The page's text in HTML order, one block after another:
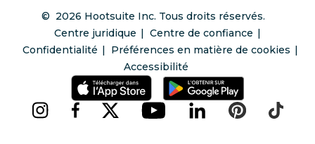
© 2026 Hootsuite Inc. Tous droits réservés.
Centre juridique
Centre de confiance
Confidentialité
Préférences en matière de cookies
Accessibilité